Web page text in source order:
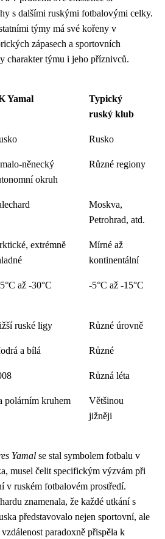
s dalšími ruskými fotbalovými celky.
týmy má své kořeny v
zápasech a sportovních
charakter týmu i jeho příznivců.
Yamal
Typický
ruský klub
Rusko
něnecký
okruh
Různé regiony
Moskva,
Petrohrad, atd.
extrémně
Mírné až
kontinentální
až -30°C -5°C až -15°C
ruské ligy Různé úrovně
a bílá Různé
Různá léta
polárním kruhem
Většinou
jižněji
Yamal se stal symbolem fotbalu v
musel čelit specifickým výzvám při
v ruském fotbalovém prostředí.
znamenala, že každé utkání s
představovalo nejen sportovní, ale
paradoxně přispěla k